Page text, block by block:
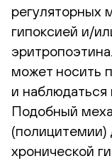
регуляторных
гипоксией и/
может носить
и наблюдаться
Подобный
(полицитемии)
хронической